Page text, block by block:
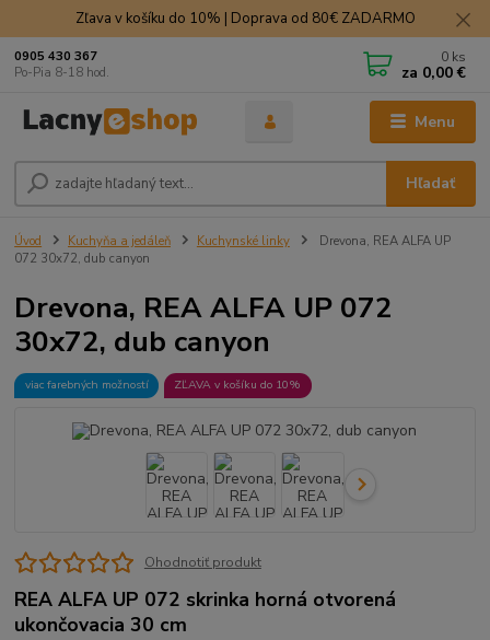
Zľava v košíku do 10% | Doprava od 80€ ZADARMO
Menu
Hľadať
0905 430 367
Po-Pia 8-18 hod.
0 ks
za 0,00 €
Úvod Kuchyňa a jedáleň Kuchynské linky
Drevona, REA ALFA UP
072 30x72, dub canyon
Drevona, REA ALFA UP 072
30x72, dub canyon
viac farebných možností ZĽAVA v košíku do 10%
Ohodnotiť produkt
REA ALFA UP 072 skrinka horná otvorená
ukončovacia 30 cm